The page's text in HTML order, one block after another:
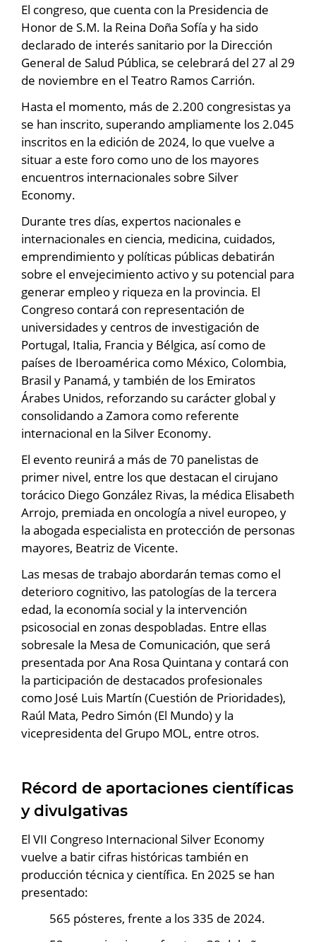
El congreso, que cuenta con la Presidencia de
Honor de S.M. la Reina Doña Sofía y ha sido
declarado de interés sanitario por la Dirección
General de Salud Pública, se celebrará del 27 al 29
de noviembre en el Teatro Ramos Carrión.
Hasta el momento, más de 2.200 congresistas ya
se han inscrito, superando ampliamente los 2.045
inscritos en la edición de 2024, lo que vuelve a
situar a este foro como uno de los mayores
encuentros internacionales sobre Silver
Economy.
Durante tres días, expertos nacionales e
internacionales en ciencia, medicina, cuidados,
emprendimiento y políticas públicas debatirán
sobre el envejecimiento activo y su potencial para
generar empleo y riqueza en la provincia. El
Congreso contará con representación de
universidades y centros de investigación de
Portugal, Italia, Francia y Bélgica, así como de
países de Iberoamérica como México, Colombia,
Brasil y Panamá, y también de los Emiratos
Árabes Unidos, reforzando su carácter global y
consolidando a Zamora como referente
internacional en la Silver Economy.
El evento reunirá a más de 70 panelistas de
primer nivel, entre los que destacan el cirujano
torácico Diego González Rivas, la médica Elisabeth
Arrojo, premiada en oncología a nivel europeo, y
la abogada especialista en protección de personas
mayores, Beatriz de Vicente.
Las mesas de trabajo abordarán temas como el
deterioro cognitivo, las patologías de la tercera
edad, la economía social y la intervención
psicosocial en zonas despobladas. Entre ellas
sobresale la Mesa de Comunicación, que será
presentada por Ana Rosa Quintana y contará con
la participación de destacados profesionales
como José Luis Martín (Cuestión de Prioridades),
Raúl Mata, Pedro Simón (El Mundo) y la
vicepresidenta del Grupo MOL, entre otros.
Récord de aportaciones científicas
y divulgativas
El VII Congreso Internacional Silver Economy
vuelve a batir cifras históricas también en
producción técnica y científica. En 2025 se han
presentado:
565 pósteres, frente a los 335 de 2024.